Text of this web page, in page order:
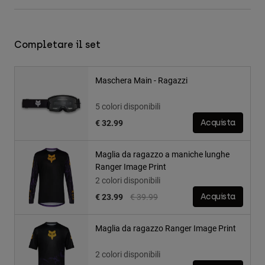
Completare il set
Maschera Main - Ragazzi
5 colori disponibili
€ 32.99
Acquista
Maglia da ragazzo a maniche lunghe
Ranger Image Print
2 colori disponibili
Price reduced from
€ 39.99to
€ 23.99 Acquista
Maglia da ragazzo Ranger Image Print
2 colori disponibili